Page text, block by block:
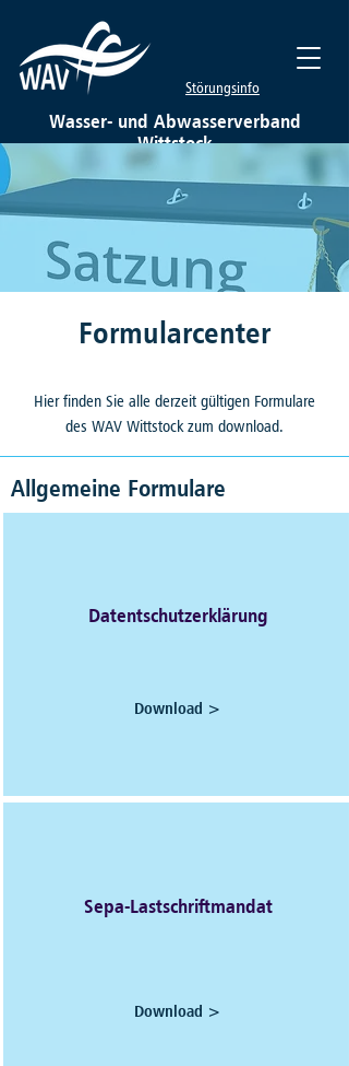
Störungsinfo
Wasser- und Abwasserverband
Wittstock
Formularcenter
Hier finden Sie alle derzeit gültigen Formulare
des WAV Wittstock zum download.
Allgemeine Formulare
Datentschutzerklärung
Download >
Sepa-Lastschriftmandat
Download >